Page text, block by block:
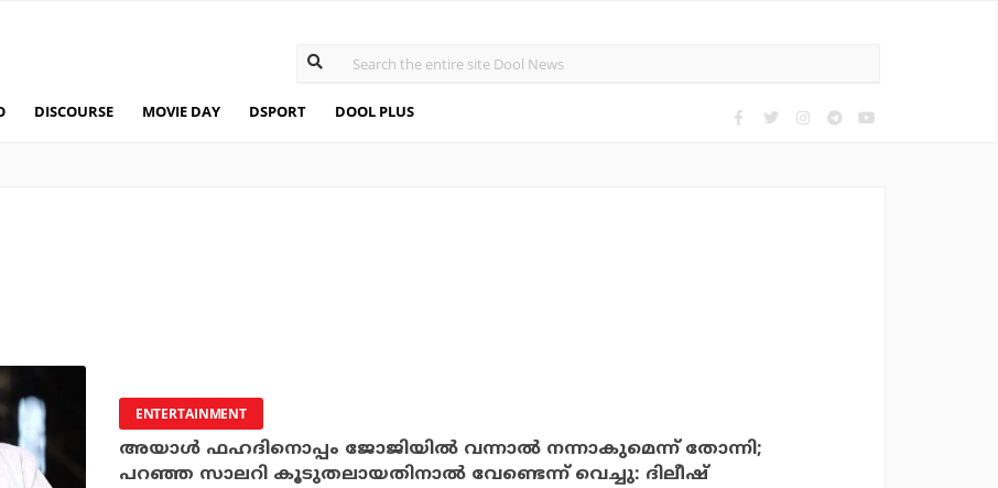
DISCOURSE MOVIE DAY DSPORT DOOL PLUS
ENTERTAINMENT
അയാള്‍ ഫഹദിനൊപ്പം ജോജിയില്‍ വന്നാല്‍ നന്നാകുമെന്ന് തോന്നി;
പറഞ്ഞ സാലറി കൂടുതലായതിനാല്‍ വേണ്ടെന്ന് വെച്ചു: ദിലീഷ്